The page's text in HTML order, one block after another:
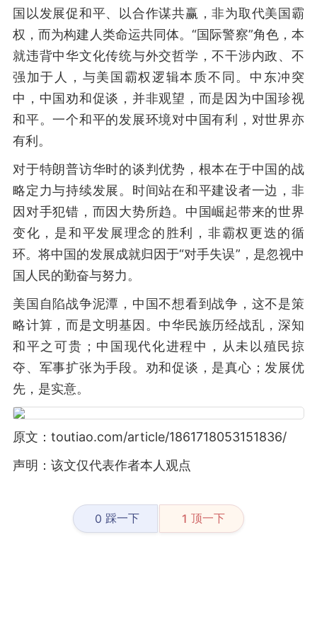
国以发展促和平、以合作谋共赢，非为取代美国霸
权，而为构建人类命运共同体。“国际警察”角色，本
就违背中华文化传统与外交哲学，不干涉内政、不
强加于人，与美国霸权逻辑本质不同。中东冲突
中，中国劝和促谈，并非观望，而是因为中国珍视
和平。一个和平的发展环境对中国有利，对世界亦
有利。
对于特朗普访华时的谈判优势，根本在于中国的战
略定力与持续发展。时间站在和平建设者一边，非
因对手犯错，而因大势所趋。中国崛起带来的世界
变化，是和平发展理念的胜利，非霸权更迭的循
环。将中国的发展成就归因于“对手失误”，是忽视中
国人民的勤奋与努力。
美国自陷战争泥潭，中国不想看到战争，这不是策
略计算，而是文明基因。中华民族历经战乱，深知
和平之可贵；中国现代化进程中，从未以殖民掠
夺、军事扩张为手段。劝和促谈，是真心；发展优
先，是实意。
原文：toutiao.com/article/1861718053151836/
声明：该文仅代表作者本人观点
0 踩一下 1 顶一下